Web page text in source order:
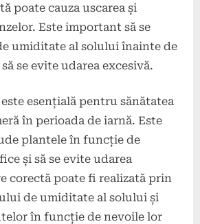
poate cauza uscarea și
Este important să se
umiditate al solului înainte de
se evite udarea excesivă.
este esențială pentru sănătatea
în perioada de iarnă. Este
plantele în funcție de
și să se evite udarea
corectă poate fi realizată prin
de umiditate al solului și
în funcție de nevoile lor